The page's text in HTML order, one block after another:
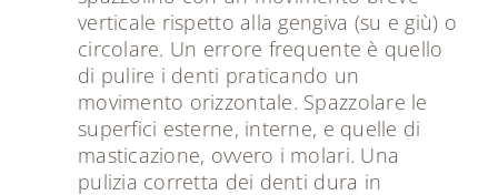
verticale rispetto alla gengiva (su e giù) o
circolare. Un errore frequente è quello
di pulire i denti praticando un
movimento orizzontale. Spazzolare le
superfici esterne, interne, e quelle di
masticazione, ovvero i molari. Una
pulizia corretta dei denti dura in